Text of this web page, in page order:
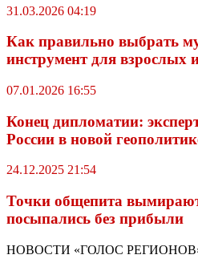
31.03.2026 04:19
Как правильно выбрать
инструмент для взрослых
07.01.2026 16:55
Конец дипломатии:
России в новой
24.12.2025 21:54
Точки общепита
посыпались без прибыли
НОВОСТИ «ГОЛОС